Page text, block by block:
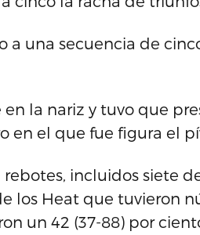
a una secuencia de
la nariz y tuvo que
en el que fue figura el
incluidos siete
los Heat que tuvieron
un 42 (37-88) por